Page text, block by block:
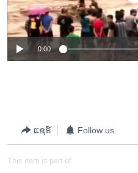
0:00
ແຊຣ໌ Follow us
This item is part of